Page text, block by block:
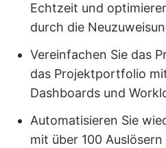
Echtzeit und
durch die
Vereinfachen Sie das
das Projektportfolio
Dashboards und
Automatisieren Sie
mit über 100